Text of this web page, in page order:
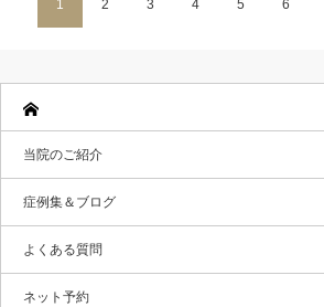
1 2 3 4 5 6
当院のご紹介
症例集＆ブログ
よくある質問
ネット予約